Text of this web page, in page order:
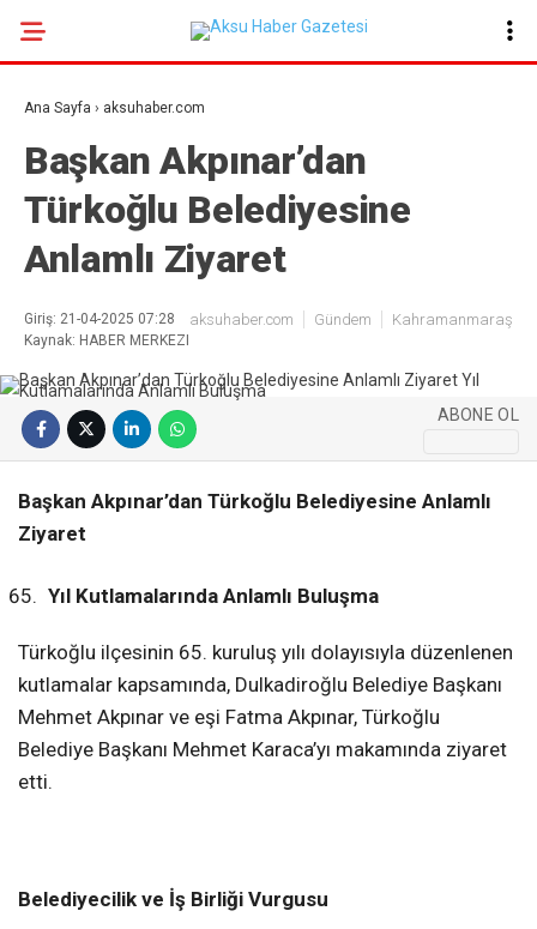
WhatsApp İhbar
KAHRAMANMARAŞ
GÜNDEM
EKONOMI
DÜNYA
SPOR
SAĞLIK
KÜNYE
Ana Sayfa › aksuhaber.com
Başkan Akpınar’dan
Türkoğlu Belediyesine
Anlamlı Ziyaret
Giriş: 21-04-2025 07:28
Kaynak: HABER MERKEZI
aksuhaber.com Gündem Kahramanmaraş
ABONE OL
Başkan Akpınar’dan Türkoğlu Belediyesine Anlamlı
Ziyaret
Yıl Kutlamalarında Anlamlı Buluşma
Türkoğlu ilçesinin 65. kuruluş yılı dolayısıyla düzenlenen
kutlamalar kapsamında, Dulkadiroğlu Belediye Başkanı
Mehmet Akpınar ve eşi Fatma Akpınar, Türkoğlu
Belediye Başkanı Mehmet Karaca’yı makamında ziyaret
etti.
Belediyecilik ve İş Birliği Vurgusu